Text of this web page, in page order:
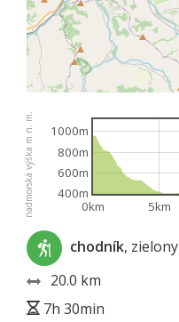
nadmorská výška m n. m. 0km 5km
400m
600m
800m
1000m
chodník, zielony
20.0 km
7h 30min